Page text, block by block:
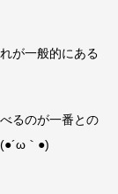
が一般的にある
るのが一番との
｀●)